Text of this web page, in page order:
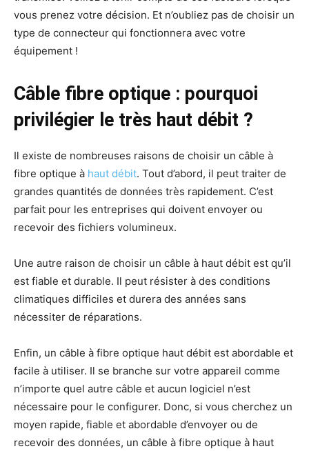
vous prenez votre décision. Et n’oubliez pas de choisir un
type de connecteur qui fonctionnera avec votre
équipement !
Câble fibre optique : pourquoi
privilégier le très haut débit ?
Il existe de nombreuses raisons de choisir un câble à
fibre optique à haut débit. Tout d’abord, il peut traiter de
grandes quantités de données très rapidement. C’est
parfait pour les entreprises qui doivent envoyer ou
recevoir des fichiers volumineux.
Une autre raison de choisir un câble à haut débit est qu’il
est fiable et durable. Il peut résister à des conditions
climatiques difficiles et durera des années sans
nécessiter de réparations.
Enfin, un câble à fibre optique haut débit est abordable et
facile à utiliser. Il se branche sur votre appareil comme
n’importe quel autre câble et aucun logiciel n’est
nécessaire pour le configurer. Donc, si vous cherchez un
moyen rapide, fiable et abordable d’envoyer ou de
recevoir des données, un câble à fibre optique à haut